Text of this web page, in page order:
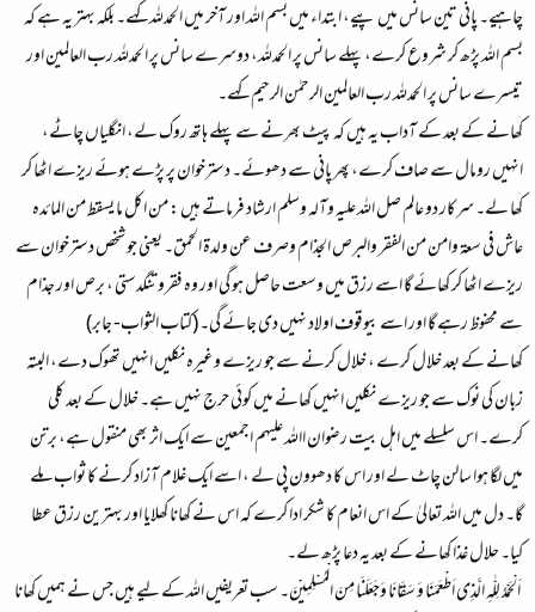
چاہیے۔ پانی تین سانس میں پیے، ابتداء میں بسم اللہ اور آخر میں الحمدللہ کہے۔ بلکہ بہتر یہ ہے کہ
بسم اللہ پڑھ کر شروع کرے، پہلے سانس پر الحمدللہ، دوسرے سانس پر الحمدللہ رب العالمین اور
تیسرے سانس پر الحمدللہ رب العالمین الرحمٰن الرحیم کہے۔
کھانے کے بعد کے آداب یہ ہیں کہ پیٹ بھرنے سے پہلے ہاتھ روک لے، انگلیاں چاٹے،
انہیں رومال سے صاف کرے، پھر پانی سے دھوئے۔ دسترخوان پر پڑے ہوئے ریزے اٹھا کر
کھا لے۔ سرکار دو عالم صل اللہ علیہ وآلہ وسلم ارشاد فرماتے ہیں :من اکل ما یسقط من المائدہ
عاش فی سعۃ وامن من الفقر والبرص الجذام وصرف عن ولدۃ الحمق۔ یعنی جو شخص دسترخوان سے
ریزے اٹھا کر کھائے گا اسے رزق میں وسعت حاصل ہو گی اور وہ فقرو تنگدستی ، برص اور جذام
سے محفوظ رہے گا اور اسے بیوقوف اولاد نہیں دی جائے گی۔(کتاب الثواب- جابر)
کھانے کے بعد خلال کرے ، خلال کرنے سے جو ریزے وغیرہ نکلیں انہیں تھوک دے، البتہ
زبان کی نوک سے جو ریزے نکلیں انہیں کھانے میں کوئی حرج نہیں ہے۔ خلال کے بعد کلی
کرے۔ اس سلسلے میں اہل بیت رضوان االلہ علیہم اجمعین سے ایک اثر بھی منقول ہے، برتن
میں لگا ہوا سالن چاٹ لے اور اس کا دھوون پی لے ، اسے ایک غلام آزاد کرنے کا ثواب ملے
گا۔ دل میں اللہ تعالیٰ کے اس انعام کا شکر ادا کرے کہ اس نے کھانا کھلایا اور بہترین رزق عطا
کیا۔ حلال غذا کھانے کے بعد یہ دعا پڑھ لے۔
اَلْحَمْدُ لِلّٰہِ الَّذِی اَطْعَمَنَا وَ سَقَانَا وَجَعَلَنَا مِنَ الْمُسْلِمِیْنَ۔ سب تعریفیں اللہ کے لیے ہیں جس نے ہمیں کھانا